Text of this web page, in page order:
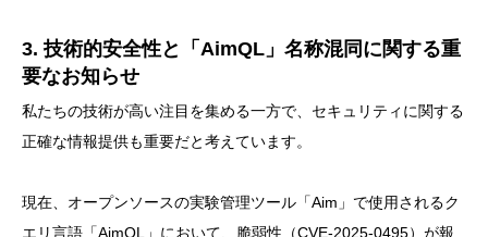
3. 技術的安全性と「AimQL」名称混同に関する重
要なお知らせ
私たちの技術が高い注目を集める一方で、セキュリティに関する
正確な情報提供も重要だと考えています。
現在、オープンソースの実験管理ツール「Aim」で使用されるク
エリ言語「AimQL」において、脆弱性（CVE-2025-0495）が報